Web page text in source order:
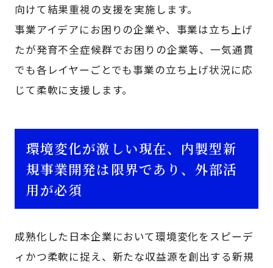
向けて結果重視の支援を実施します。
事業アイデアにお困りの企業や、事業は立ち上げ
たが発育不全症候群でお困りの企業等、一気通貫
でも各レイヤーごとでも事業の立ち上げ状況に応
じて柔軟に支援します。
環境変化が激しい現在、内製型新
規事業開発は限界であり、外部活
用が必須
成熟化した日本企業において環境変化をスピーデ
ィかつ柔軟に捉え、新たな収益源を創出する新規